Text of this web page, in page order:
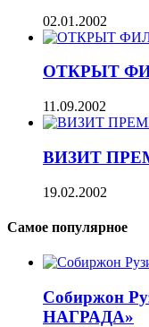
02.01.2002
ОТКРЫТ
11.09.2002
ВИЗИТ
19.02.2002
Самое популярное
Собиржон
НАГРАДА»